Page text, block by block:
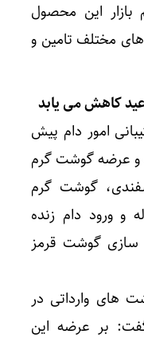
بازار این محصول
مختلف تامین و
کاهش می یابد
امور دام پیش
و عرضه گوشت گرم
گوشت گرم
و ورود دام زنده
سازی گوشت قرمز
های وارداتی در
بر عرضه این